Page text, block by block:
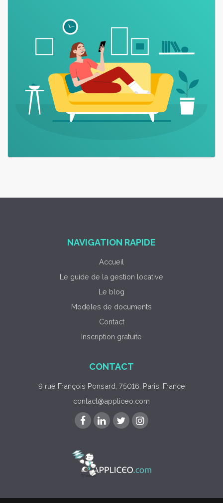
NAVIGATION RAPIDE
Accueil
Le guide de la gestion locative
Le blog
Modèles de documents
Contact
Inscription gratuite
CONTACT
9 rue François Ponsard, 75016, Paris, France
contact@appliceo.com